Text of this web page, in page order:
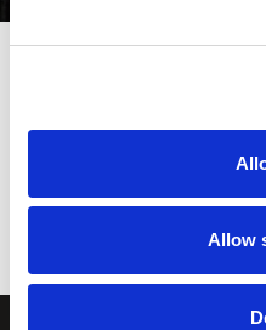
Allow
STICK INSECT CON SUGO CREATIONS AL FUORISALONE
TORNA